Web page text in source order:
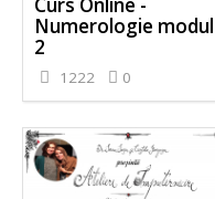
Numerologie modul
2
1222 0